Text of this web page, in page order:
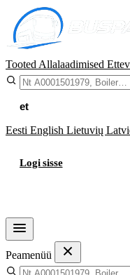
Tooted Allalaadimised
et
Eesti English Lietuvių
Logi sisse
Peamenüü